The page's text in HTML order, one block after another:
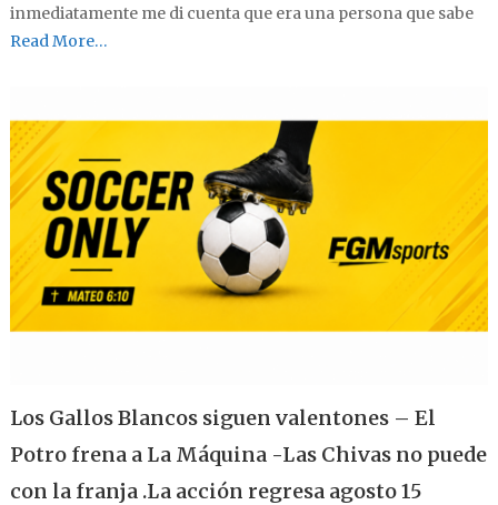
inmediatamente me di cuenta que era una persona que sabe
Read More…
Los Gallos Blancos siguen valentones – El
Potro frena a La Máquina -Las Chivas no puede
con la franja .La acción regresa agosto 15